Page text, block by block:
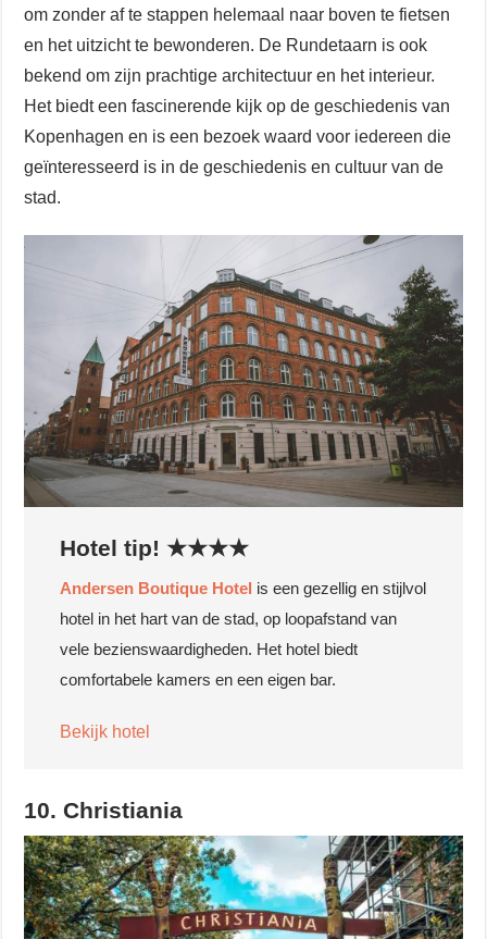
om zonder af te stappen helemaal naar boven te fietsen
en het uitzicht te bewonderen. De Rundetaarn is ook
bekend om zijn prachtige architectuur en het interieur.
Het biedt een fascinerende kijk op de geschiedenis van
Kopenhagen en is een bezoek waard voor iedereen die
geïnteresseerd is in de geschiedenis en cultuur van de
stad.
Hotel tip! ★★★★
Andersen Boutique Hotel is een gezellig en stijlvol
hotel in het hart van de stad, op loopafstand van
vele bezienswaardigheden. Het hotel biedt
comfortabele kamers en een eigen bar.
Bekijk hotel
10. Christiania